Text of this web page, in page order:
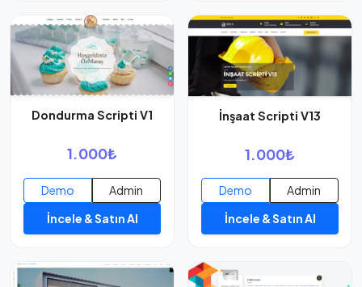
Dondurma Scripti V1
1.000₺
Demo
Admin
İncele & Satın Al
İnşaat Scripti V13
1.000₺
Demo
Admin
İncele & Satın Al